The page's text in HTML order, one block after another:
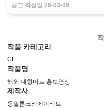
공고 작성일 26-03-09
작품 카테고리
CF
작품명
해외 대형마트 홍보영상
제작사
웅필름크리에이티브